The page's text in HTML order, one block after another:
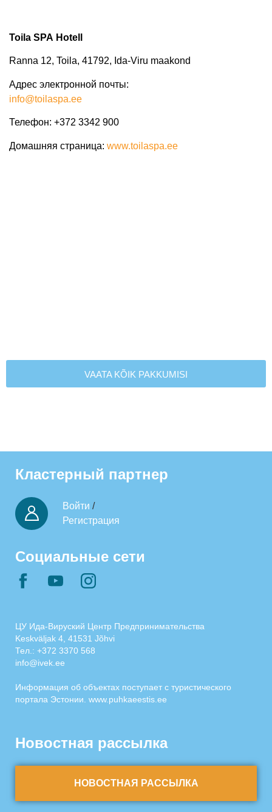
Toila SPA Hotell
Ranna 12, Toila, 41792, Ida-Viru maakond
Адрес электронной почты:
info@toilaspa.ee
Телефон: +372 3342 900
Домашняя страница: www.toilaspa.ee
VAATA KÕIK PAKKUMISI
Кластерный партнер
Войти /
Регистрация
Социальные сети
ЦУ Ида-Вируский Центр Предпринимательства
Keskväljak 4, 41531 Jõhvi
Тел.: +372 3370 568
info@ivek.ee
Информация об объектах поступает с туристического
портала Эстонии. www.puhkaeestis.ee
Новостная рассылка
НОВОСТНАЯ РАССЫЛКА